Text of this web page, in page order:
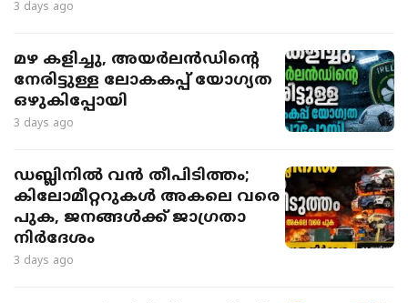
3 days ago
മഴ കളിച്ചു, അയർലൻഡിന്റെ
നേരിട്ടുള്ള ലോകകപ്പ് യോ​ഗ്യത
ഒഴുകിപ്പോയി
3 days ago
ഡബ്ലിനിൽ വൻ തീപിടിത്തം;
കിലോമീറ്ററുകൾ അകലെ വരെ
പുക, ജനങ്ങൾക്ക് ജാഗ്രതാ
നിർദേശം
3 days ago